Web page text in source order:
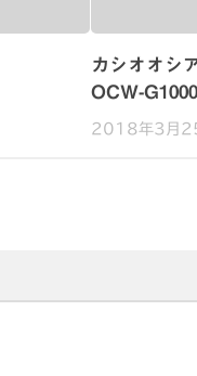
カシオオシ
OCW-
2018年3月